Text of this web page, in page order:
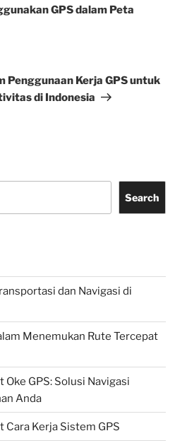
GPS dalam Peta
Penggunaan Kerja GPS untuk
di Indonesia
Search
dan Navigasi di
Menemukan Rute Tercepat
GPS: Solusi Navigasi
Anda
Cara Kerja Sistem GPS